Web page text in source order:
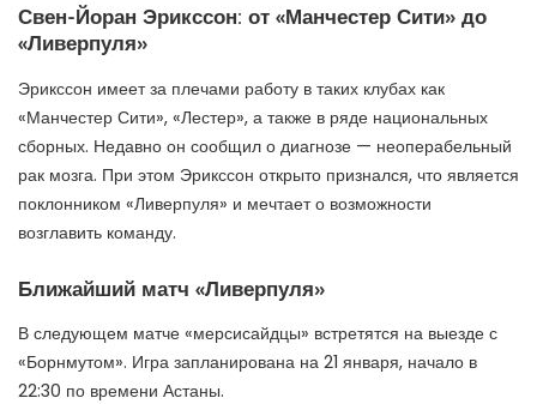
Свен-Йоран Эрикссон: от «Манчестер Сити» до
«Ливерпуля»
Эрикссон имеет за плечами работу в таких клубах как
«Манчестер Сити», «Лестер», а также в ряде национальных
сборных. Недавно он сообщил о диагнозе — неоперабельный
рак мозга. При этом Эрикссон открыто признался, что является
поклонником «Ливерпуля» и мечтает о возможности
возглавить команду.
Ближайший матч «Ливерпуля»
В следующем матче «мерсисайдцы» встретятся на выезде с
«Борнмутом». Игра запланирована на 21 января, начало в
22:30 по времени Астаны.